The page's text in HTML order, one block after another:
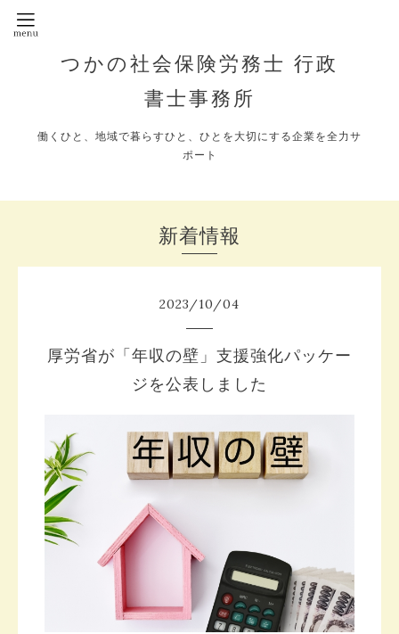
つかの社会保険労務士 行政
書士事務所
働くひと、地域で暮らすひと、ひとを大切にする企業を全力サ
ポート
新着情報
2023/10/04
厚労省が「年収の壁」支援強化パッケー
ジを公表しました